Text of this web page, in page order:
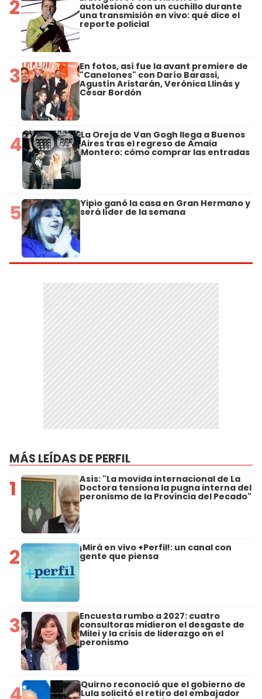
2 autolesionó con un cuchillo durante
una transmisión en vivo: qué dice el
reporte policial
3 En fotos, así fue la avant premiere de
"Canelones" con Darío Barassi,
Agustín Aristarán, Verónica Llinás y
César Bordón
4 La Oreja de Van Gogh llega a Buenos
Aires tras el regreso de Amaia
Montero: cómo comprar las entradas
5 Yipio ganó la casa en Gran Hermano y
será líder de la semana
MÁS LEÍDAS DE PERFIL
1 Asís: "La movida internacional de La
Doctora tensiona la pugna interna del
peronismo de la Provincia del Pecado"
2 ¡Mirá en vivo +Perfil!: un canal con
gente que piensa
3 Encuesta rumbo a 2027: cuatro
consultoras midieron el desgaste de
Milei y la crisis de liderazgo en el
peronismo
4 Quirno reconoció que el gobierno de
Lula solicitó el retiro del embajador